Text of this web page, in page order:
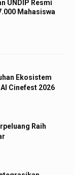
UNDIP Resmi
Mahasiswa
Ekosistem
Cinefest 2026
Raih